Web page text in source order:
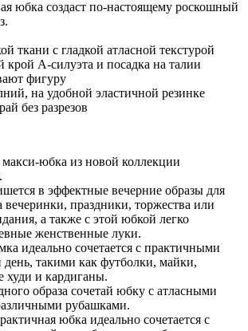
юбка создаст по-настоящему роскошный
ткани с гладкой атласной текстурой
А-силуэта и посадка на талии
фигуру
на удобной эластичной резинке
без разрезов
макси-юбка из новой коллекции
в эффектные вечерние образы для
вечеринки, праздники, торжества или
а также с этой юбкой легко
женственные луки.
идеально сочетается с практичными
такими как футболки, майки,
худи и кардиганы.
образа сочетай юбку с атласными
рубашками.
юбка идеально сочетается с